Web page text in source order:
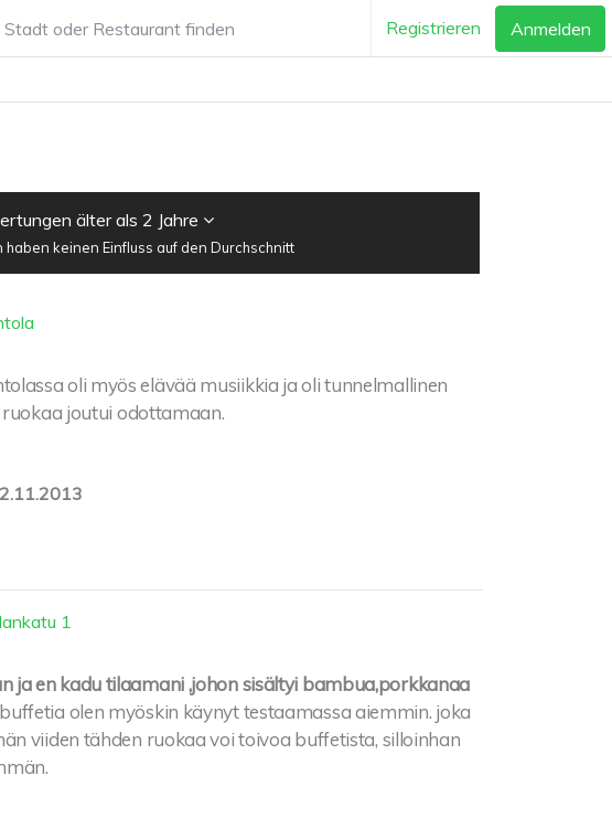
Registrieren Anmelden
älter als 2 Jahre
keinen Einfluss auf den Durchschnitt
oli myös elävää musiikkia ja oli tunnelmallinen
joutui odottamaan.
1
ja en kadu tilaamani ,johon sisältyi bambua,porkkanaa
olen myöskin käynyt testaamassa aiemmin. joka
viiden tähden ruokaa voi toivoa buffetista, silloinhan